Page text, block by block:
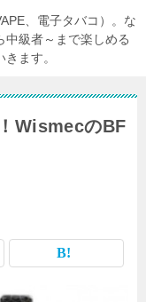
、電子タバコ）。な
中級者～まで楽しめる
ます。
WismecのBF